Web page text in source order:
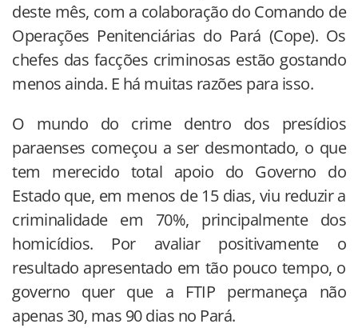
deste mês, com a colaboração do Comando de
Operações Penitenciárias do Pará (Cope). Os
chefes das facções criminosas estão gostando
menos ainda. E há muitas razões para isso.
O mundo do crime dentro dos presídios
paraenses começou a ser desmontado, o que
tem merecido total apoio do Governo do
Estado que, em menos de 15 dias, viu reduzir a
criminalidade em 70%, principalmente dos
homicídios. Por avaliar positivamente o
resultado apresentado em tão pouco tempo, o
governo quer que a FTIP permaneça não
apenas 30, mas 90 dias no Pará.